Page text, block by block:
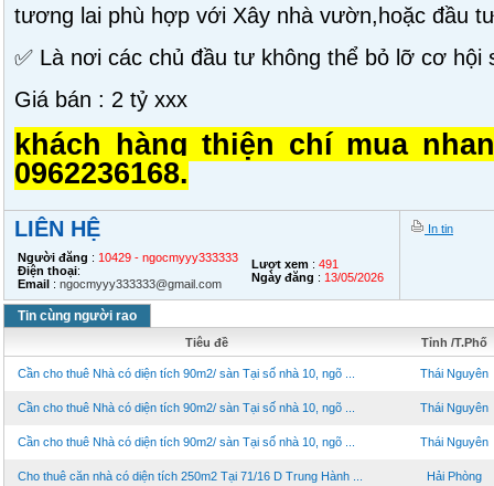
tương lai phù hợp với Xây nhà vườn,hoặc đầu
✅ Là nơi các chủ đầu tư không thể bỏ lỡ cơ hội
Giá bán : 2 tỷ xxx
khách hàng thiện chí mua
0962236168.
LIÊN HỆ
Người đăng : 10429 - ngocmyyy333333
Điện thoại:
Email : ngocmyyy333333@gmail.com
Lượt xem : 491
Ngày đăng : 13/05/2026
In tin
Tin cùng người rao
Tiêu đề Tỉnh /T.Phố
Cần cho thuê Nhà có diện tích 90m2/ sàn Tại số nhà 10, ngõ ... Thái Nguyên
Cần cho thuê Nhà có diện tích 90m2/ sàn Tại số nhà 10, ngõ ... Thái Nguyên
Cần cho thuê Nhà có diện tích 90m2/ sàn Tại số nhà 10, ngõ ... Thái Nguyên
Cho thuê căn nhà có diện tích 250m2 Tại 71/16 D Trung Hành ... Hải Phòng